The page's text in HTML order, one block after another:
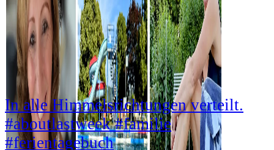
In alle Himmelsrichtungen verteilt.
#aboutlastweek #familie
#ferientagebuch